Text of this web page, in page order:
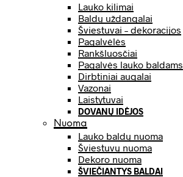
Lauko kilimai
Baldų uždangalai
Šviestuvai – dekoracijos
Pagalvėlės
Rankšluosčiai
Pagalvės lauko baldams
Dirbtiniai augalai
Vazonai
Laistytuvai
DOVANŲ IDĖJOS
Nuoma
Lauko baldų nuoma
Šviestuvų nuoma
Dekoro nuoma
ŠVIEČIANTYS BALDAI